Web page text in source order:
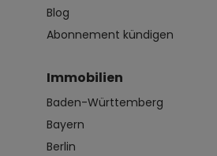
Blog
Abonnement kündigen
Immobilien
Baden-Württemberg
Bayern
Berlin